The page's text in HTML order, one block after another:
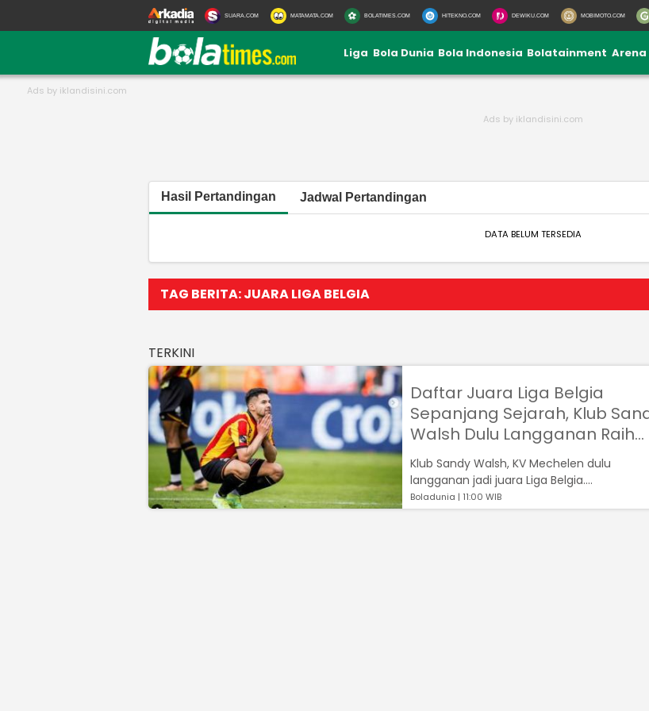
SUARA.COM MATAMATA.COM BOLATIMES.COM HITEKNO.COM DEWIKU.COM MOBIMOTO.COM
Liga Bola Dunia Bola Indonesia Bolatainment Arena
Hasil Pertandingan Jadwal Pertandingan
DATA BELUM TERSEDIA
TAG BERITA: JUARA LIGA BELGIA
TERKINI
Daftar Juara Liga Belgia
Sepanjang Sejarah, Klub
Walsh Dulu Langganan Raih
Trofi
Klub Sandy Walsh, KV Mechelen dulu
langganan jadi juara Liga Belgia....
Boladunia | 11:00 WIB